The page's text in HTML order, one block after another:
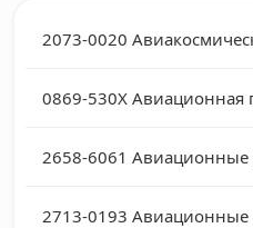
2073-0020
0869-530X Авиационная
2658-6061 Авиационные
2713-0193 Авиационные